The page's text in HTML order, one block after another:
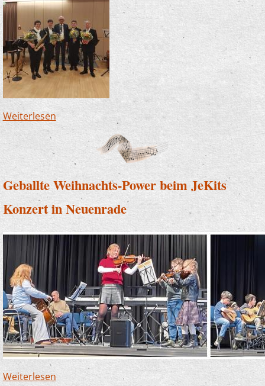
Weiterlesen über Jazzband begeistert beim
Neujahrsempfang
Geballte Weihnachts-Power beim JeKits
Konzert in Neuenrade
Weiterlesen über Geballte Weihnachts-Power beim JeKits